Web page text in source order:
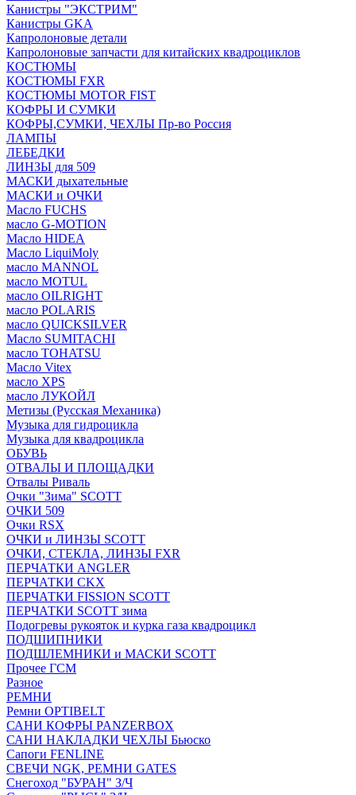
Канистры "ЭКСТРИМ"
Канистры GKA
Капролоновые детали
Капролоновые запчасти для китайских квадроциклов
КОСТЮМЫ
КОСТЮМЫ FXR
КОСТЮМЫ MOTOR FIST
КОФРЫ И СУМКИ
КОФРЫ,СУМКИ, ЧЕХЛЫ Пр-во Россия
ЛАМПЫ
ЛЕБЕДКИ
ЛИНЗЫ для 509
МАСКИ дыхательные
МАСКИ и ОЧКИ
Масло FUCHS
масло G-MOTION
Масло HIDEA
Масло LiquiMoly
масло MANNOL
масло MOTUL
масло OILRIGHT
масло POLARIS
масло QUICKSILVER
Масло SUMITACHI
масло TOHATSU
Масло Vitex
масло XPS
масло ЛУКОЙЛ
Метизы (Русская Механика)
Музыка для гидроцикла
Музыка для квадроцикла
ОБУВЬ
ОТВАЛЫ И ПЛОЩАДКИ
Отвалы Риваль
Очки "Зима" SCOTT
ОЧКИ 509
Очки RSX
ОЧКИ и ЛИНЗЫ SCOTT
ОЧКИ, СТЕКЛА, ЛИНЗЫ FXR
ПЕРЧАТКИ ANGLER
ПЕРЧАТКИ CKX
ПЕРЧАТКИ FISSION SCOTT
ПЕРЧАТКИ SCOTT зима
Подогревы рукояток и курка газа квадроцикл
ПОДШИПНИКИ
ПОДШЛЕМНИКИ и МАСКИ SCOTT
Прочее ГСМ
Разное
РЕМНИ
Ремни OPTIBELT
САНИ КОФРЫ PANZERBOX
САНИ НАКЛАДКИ ЧЕХЛЫ Бьюско
Сапоги FENLINE
СВЕЧИ NGK, РЕМНИ GATES
Снегоход "БУРАН" З/Ч